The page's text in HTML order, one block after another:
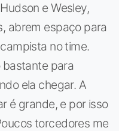
e Wesley,
abrem espaço para
no time.
bastante para
ela chegar. A
é grande, e por isso
torcedores me